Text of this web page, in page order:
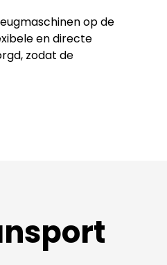
op de
en directe
zodat de